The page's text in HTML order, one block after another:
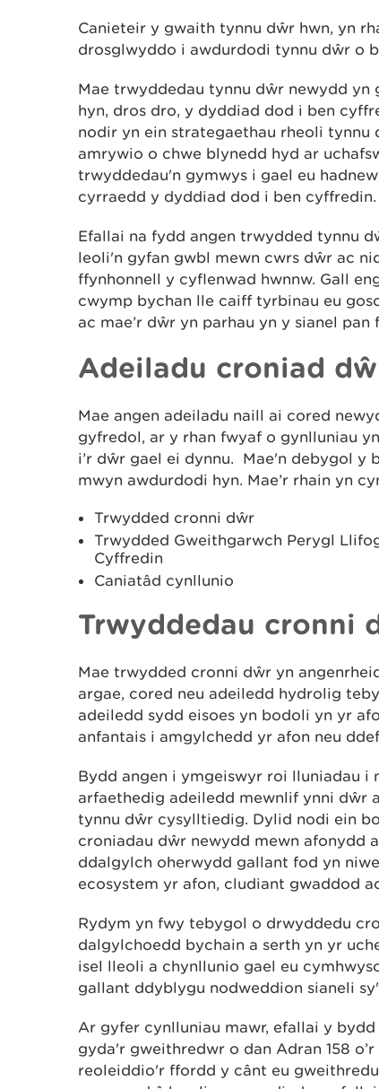
Canieteir y gwaith tynnu dŵr hwn, yn
drosglwyddo i awdurdodi tynnu dŵr o
Mae trwyddedau tynnu dŵr newydd yn
hyn, dros dro, y dyddiad dod i ben
nodir yn ein strategaethau rheoli tynnu
amrywio o chwe blynedd hyd ar
trwyddedau'n gymwys i gael eu
cyrraedd y dyddiad dod i ben cyffredin.
Efallai na fydd angen trwydded tynnu
leoli'n gyfan gwbl mewn cwrs dŵr ac
ffynhonnell y cyflenwad hwnnw. Gall
cwymp bychan lle caiff tyrbinau eu
ac mae’r dŵr yn parhau yn y sianel
Adeiladu croniad
Mae angen adeiladu naill ai cored
gyfredol, ar y rhan fwyaf o gynlluniau
i’r dŵr gael ei dynnu. Mae'n debygol y
mwyn awdurdodi hyn. Mae’r rhain yn
Trwydded cronni dŵr
Trwydded Gweithgarwch Perygl
Cyffredin
Caniatâd cynllunio
Trwyddedau cronni
Mae trwydded cronni dŵr yn
argae, cored neu adeiledd hydrolig
adeiledd sydd eisoes yn bodoli yn yr
anfantais i amgylchedd yr afon neu
Bydd angen i ymgeiswyr roi lluniadau i
arfaethedig adeiledd mewnlif ynni dŵr
tynnu dŵr cysylltiedig. Dylid nodi ein
croniadau dŵr newydd mewn afonydd
ddalgylch oherwydd gallant fod yn
ecosystem yr afon, cludiant gwaddod
Rydym yn fwy tebygol o drwyddedu
dalgylchoedd bychain a serth yn yr
isel lleoli a chynllunio gael eu
gallant ddyblygu nodweddion sianeli
Ar gyfer cynlluniau mawr, efallai y
gyda'r gweithredwr o dan Adran 158
reoleiddio'r ffordd y cânt eu